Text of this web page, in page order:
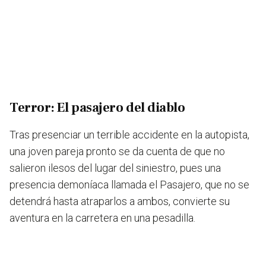
Terror: El pasajero del diablo
Tras presenciarun terrible accidente en la autopista,
una joven pareja pronto se da cuenta de que no
salieron ilesos del lugar del siniestro, pues una
presencia demoníaca llamada el Pasajero, que no se
detendrá hasta atraparlos a ambos, convierte su
aventura en la carretera en una pesadilla.